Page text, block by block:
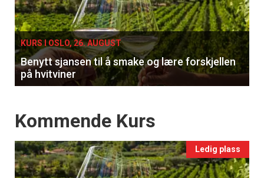
single
KURS I OSLO, 26. AUGUST
Benytt sjansen til å smake og lære forskjellen
på hvitviner
Events
Kommende Kurs
Ledig plass